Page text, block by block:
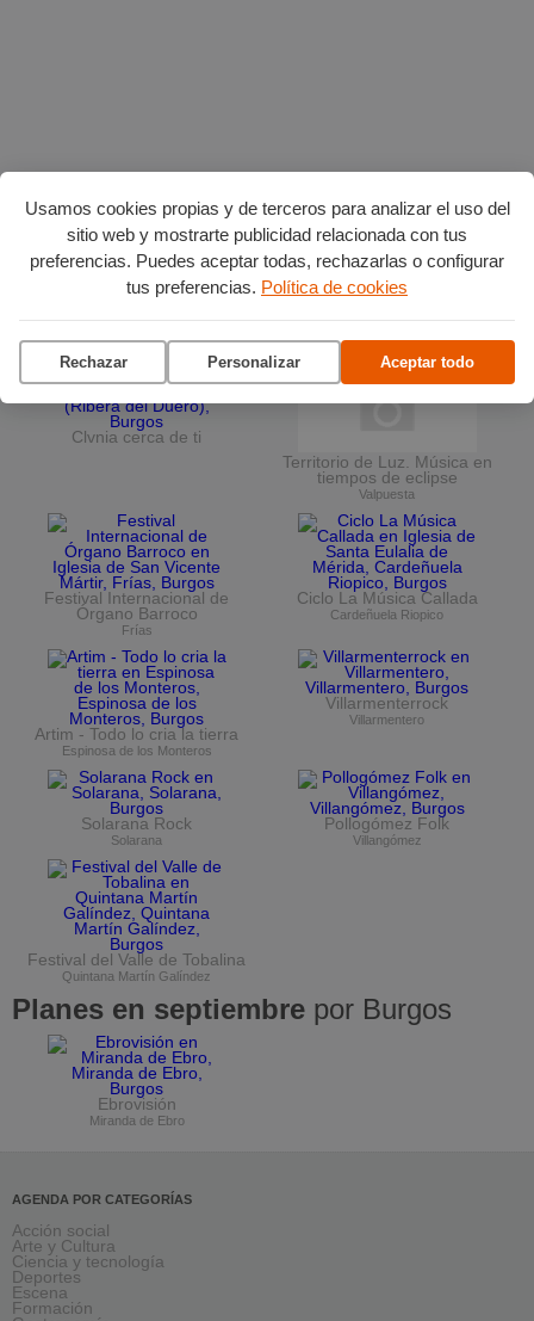
Usamos cookies propias y de terceros para analizar el uso del
sitio web y mostrarte publicidad relacionada con tus
preferencias. Puedes aceptar todas, rechazarlas o configurar
tus preferencias. Política de cookies
Rechazar Personalizar Aceptar todo
Planes en agostopor Burgos
Museo del Retablo
La terraza del Andén
Clvnia cerca de ti
Territorio de Luz. Música en
tiempos de eclipse
Valpuesta
Festival Internacional de
Órgano Barroco
Frías
Ciclo La Música Callada
Cardeñuela Riopico
Artim - Todo lo cria la tierra
Espinosa de los Monteros
Villarmenterrock
Villarmentero
Solarana Rock
Solarana
Pollogómez Folk
Villangómez
Festival del Valle de Tobalina
Quintana Martín Galíndez
Planes en septiembre por Burgos
Ebrovisión
Miranda de Ebro
AGENDA POR CATEGORÍAS
Acción social
Arte y Cultura
Ciencia y tecnología
Deportes
Escena
Formación